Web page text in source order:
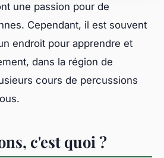
une passion pour de
Cependant, il est souvent
endroit pour apprendre et
dans la région de
cours de percussions
c'est quoi ?